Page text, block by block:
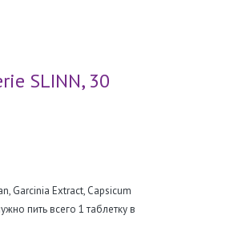
SLINN, 30
Garcinia Extract, Capsicum
пить всего 1 таблетку в